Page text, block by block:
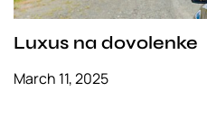
Luxus na dovolenke
March 11, 2025